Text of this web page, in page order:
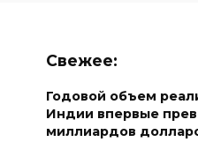
Свежее:
Годовой объем
Индии впервые
миллиардов